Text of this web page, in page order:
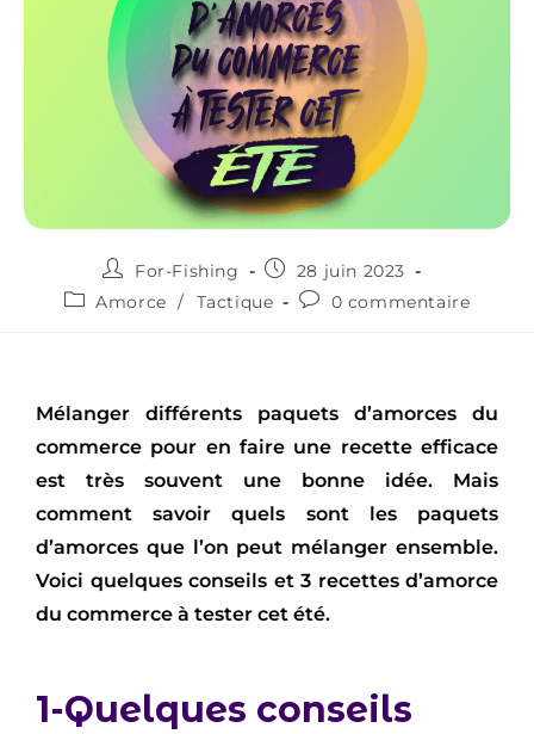
For-Fishing
28 juin 2023
Amorce / Tactique 0 commentaire
Mélanger différents paquets d’amorces du
commerce pour en faire une recette efficace
est très souvent une bonne idée. Mais
comment savoir quels sont les paquets
d’amorces que l’on peut mélanger ensemble.
Voici quelques conseils et 3 recettes d’amorce
du commerce à tester cet été.
1-Quelques conseils